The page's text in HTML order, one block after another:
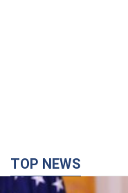
TOP NEWS